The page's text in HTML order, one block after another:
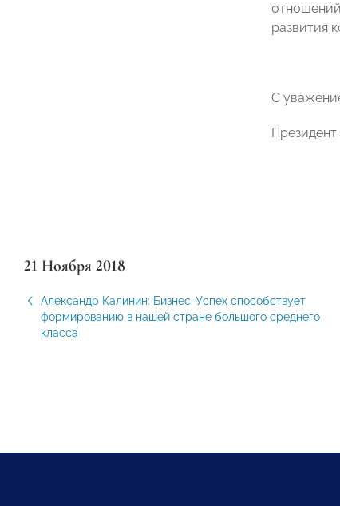
развития
С
21 Ноября 2018
Александр Калинин: Бизнес-Успех способствует
формированию в нашей стране большого среднего
класса